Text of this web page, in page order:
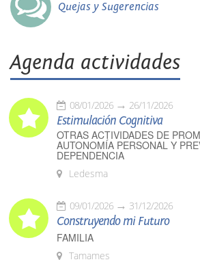
Quejas y Sugerencias
Agenda actividades
08/01/2026 26/11/2026
Estimulación Cognitiva
OTRAS ACTIVIDADES DE
AUTONOMÍA PERSONAL Y
DEPENDENCIA
Ledesma
09/01/2026 31/12/2026
Construyendo mi Futuro
FAMILIA
Tamames